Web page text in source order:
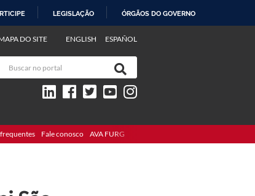
LEGISLAÇÃO ÓRGÃOS DO GOVERNO
ENGLISH ESPAÑOL
DO SITE
Fale conosco AVA FURG